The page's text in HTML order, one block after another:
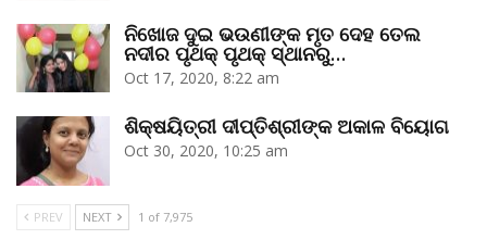
ନିଖୋଜ ଦୁଇ ଭଉଣୀଙ୍କ ମୃତ ଦେହ ତେଲ
ନଦୀର ପୃଥକ୍‌ ପୃଥକ୍‌ ସ୍ଥାନରୁ…
Oct 17, 2020, 8:22 am
ଶିକ୍ଷୟିତ୍ରୀ ଦୀପ୍ତିଶ୍ରୀଙ୍କ ଅକାଳ ବିୟୋଗ
Oct 30, 2020, 10:25 am
PREV NEXT 1 of 7,975